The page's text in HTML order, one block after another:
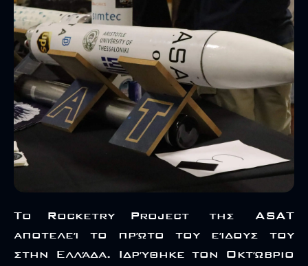
Το Rocketry Project της ASAT
αποτελεί το πρώτο του είδους του
στην Ελλάδα. Ιδρύθηκε τον Οκτώβριο